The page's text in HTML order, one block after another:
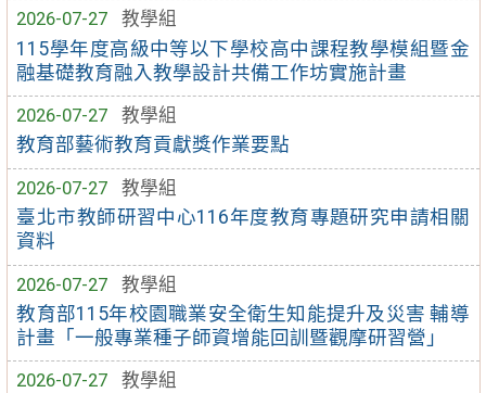
2026-07-27
教學組
115學年度高級中等以下學校高中課程教學模組暨金
融基礎教育融入教學設計共備工作坊實施計畫
2026-07-27
教學組
教育部藝術教育貢獻獎作業要點
2026-07-27
教學組
臺北市教師研習中心116年度教育專題研究申請相關
資料
2026-07-27
教學組
教育部115年校園職業安全衛生知能提升及災害 輔導
計畫「一般專業種子師資增能回訓暨觀摩研習營」
2026-07-27
教學組